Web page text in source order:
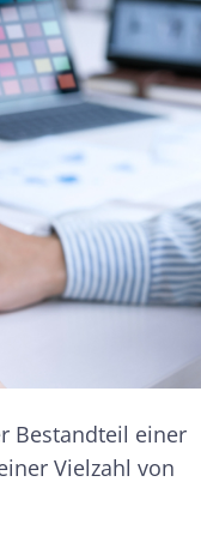
Bestandteil einer
Vielzahl von